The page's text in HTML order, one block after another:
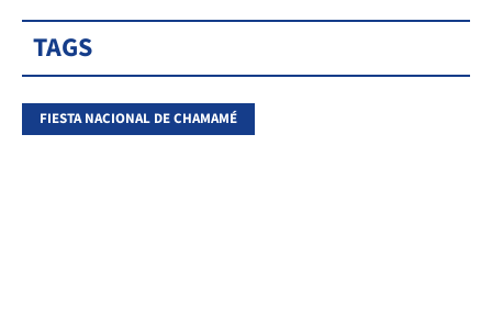
TAGS
FIESTA NACIONAL DE CHAMAMÉ